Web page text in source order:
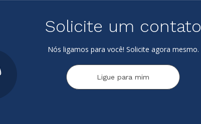
Solicite um contato
Nós ligamos para você! Solicite agora mesmo.
Ligue para mim